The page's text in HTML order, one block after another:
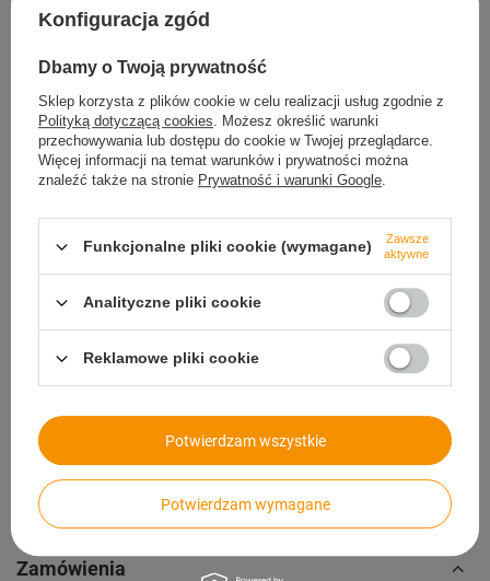
Dostępny
Bezpieczne zakupy
14 dni na zwrot bez podawania przyczyny
Paczkomaty
Zamówienia
Konfiguracja zgód
Dbamy o Twoją prywatność
Sklep korzysta z plików cookie w celu realizacji usług zgodnie z
Polityką dotyczącą cookies. Możesz określić warunki
przechowywania lub dostępu do cookie w Twojej przeglądarce.
Więcej informacji na temat warunków i prywatności można
znaleźć także na stronie Prywatność i warunki Google.
Funkcjonalne pliki cookie (wymagane)
Zawsze
aktywne
Analityczne pliki cookie
Reklamowe pliki cookie
Potwierdzam wymagane
Potwierdzam wszystkie